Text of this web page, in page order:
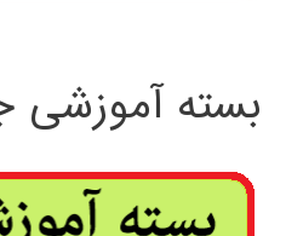
بسته آموزشی